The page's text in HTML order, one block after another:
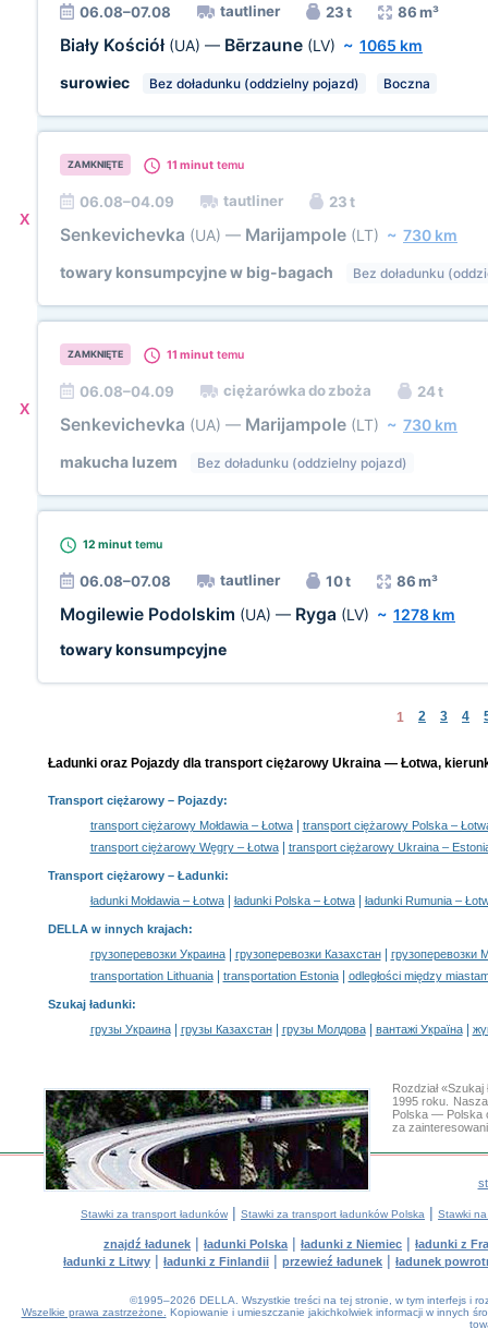
06.08–07.08 tautliner 23 t 86 m³
Biały Kościół (UA) — Bērzaune (LV) ~ 1065 km
surowiec
Bez doładunku (oddzielny pojazd) Boczna
X
ZAMKNIĘTE 11 minut temu
06.08–04.09 tautliner 23 t
Senkevichevka (UA) — Marijampole (LT) ~ 730 km
towary konsumpcyjne w big-bagach
Bez doładunku
X
ZAMKNIĘTE 11 minut temu
06.08–04.09 ciężarówka do zboża 24 t
Senkevichevka (UA) — Marijampole (LT) ~ 730 km
makucha luzem
Bez doładunku (oddzielny pojazd)
12 minut temu
06.08–07.08 tautliner 10 t 86 m³
Mogilewie Podolskim (UA) — Ryga (LV) ~ 1278 km
towary konsumpcyjne
1 2 3 4
Ładunki oraz Pojazdy dla transport ciężarowy Ukraina — Łotwa,
Transport ciężarowy– Pojazdy:
transport ciężarowy Mołdawia – Łotwa|
transport ciężarowy Polska –
transport ciężarowy Węgry – Łotwa| transport ciężarowy Ukraina –
Transport ciężarowy – Ładunki:
ładunki Mołdawia – Łotwa| ładunki Polska – Łotwa| ładunki Rumunia –
DELLA w innych krajach:
грузоперевозки Украина| грузоперевозки Казахстан|
грузоперевозки
transportation Lithuania| transportation Estonia| odległości między
Szukaj ładunki:
грузы Украина| грузы Казахстан| грузы Молдова| вантажі Україна|
Rozdział
1995 roku.
Polska — Polska
za
Stawki za transport ładunków | Stawki za transport ładunków Polska | Stawki
znajdź ładunek | ładunki Polska | ładunki z Niemiec | ładunki z
ładunki z Litwy | ładunki z Finlandii | przewieź ładunek | ładunek
©1995–2026 DELLA. Wszystkie treści na tej stronie, w tym interfejs i
Wszelkie prawa zastrzeżone.
Kopiowanie i umieszczanie jakichkolwiek informacji w innych